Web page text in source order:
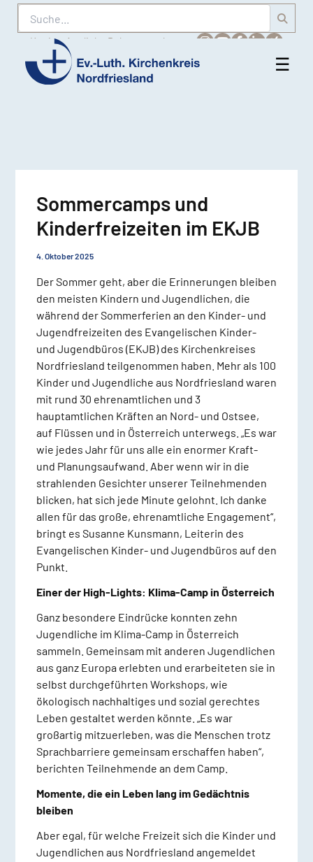
Suche
Karriere Amtliche Bekanntmachungen
Ev.-
☰
Sommercamps und
Kinderfreizeiten im EKJB
4. Oktober 2025
Der Sommer geht, aber die Erinnerungen bleiben
den meisten Kindern und Jugendlichen, die
während der Sommerferien an den Kinder- und
Jugendfreizeiten des Evangelischen Kinder-
und Jugendbüros (EKJB) des Kirchenkreises
Nordfriesland teilgenommen haben. Mehr als 100
Kinder und Jugendliche aus Nordfriesland waren
mit rund 30 ehrenamtlichen und 3
hauptamtlichen Kräften an Nord- und Ostsee,
auf Flüssen und in Österreich unterwegs. „Es war
wie jedes Jahr für uns alle ein enormer Kraft-
und Planungsaufwand. Aber wenn wir in die
strahlenden Gesichter unserer Teilnehmenden
blicken, hat sich jede Minute gelohnt. Ich danke
allen für das große, ehrenamtliche Engagement“,
bringt es Susanne Kunsmann, Leiterin des
Evangelischen Kinder- und Jugendbüros auf den
Punkt.
Einer der High-Lights: Klima-Camp in Österreich
Ganz besondere Eindrücke konnten zehn
Jugendliche im Klima-Camp in Österreich
sammeln. Gemeinsam mit anderen Jugendlichen
aus ganz Europa erlebten und erarbeiteten sie in
selbst durchgeführten Workshops, wie
ökologisch nachhaltiges und sozial gerechtes
Leben gestaltet werden könnte. „Es war
großartig mitzuerleben, was die Menschen trotz
Sprachbarriere gemeinsam erschaffen haben“,
berichten Teilnehmende an dem Camp.
Momente, die ein Leben lang im Gedächtnis
bleiben
Aber egal, für welche Freizeit sich die Kinder und
Jugendlichen aus Nordfriesland angemeldet